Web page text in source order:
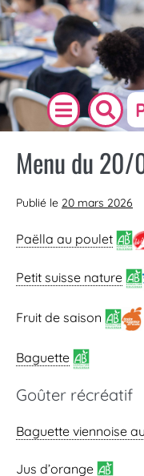
Menu du
Publié le 20 mars 2026
Paëlla au poulet
Petit suisse nature
Fruit de saison
Baguette
Goûter récréatif
Baguette viennoise
Jus d’orange